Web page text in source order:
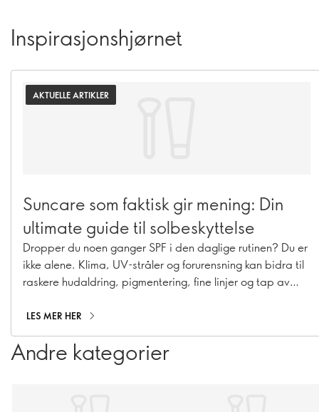
Inspirasjonshjørnet
AKTUELLE ARTIKLER
Suncare som faktisk gir mening: Din
ultimate guide til solbeskyttelse
Dropper du noen ganger SPF i den daglige rutinen? Du er
ikke alene. Klima, UV-stråler og forurensning kan bidra til
raskere hudaldring, pigmentering, fine linjer og tap av
året. Med våre suncare-favoritter gjør du SPF til en enkel
del av rutinen. Tenk solkrem, fuktighetskrem med SPF og
makeup med beskyttelse som både føles bra på huden
og gir den glowen du vil ha.
LES MER HER
Andre kategorier